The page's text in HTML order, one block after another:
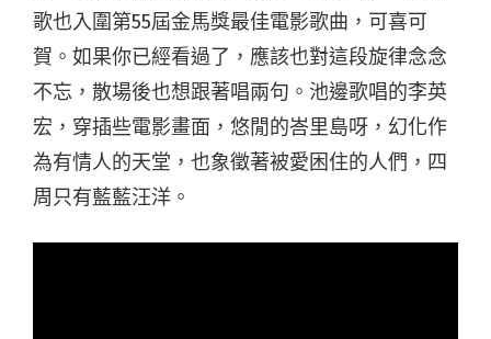
歌也入圍第55屆金馬獎最佳電影歌曲，可喜可
賀。如果你已經看過了，應該也對這段旋律念念
不忘，散場後也想跟著唱兩句。池邊歌唱的李英
宏，穿插些電影畫面，悠閒的峇里島呀，幻化作
為有情人的天堂，也象徵著被愛困住的人們，四
周只有藍藍汪洋。